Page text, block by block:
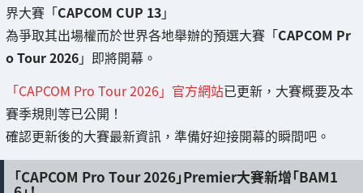
界大賽「CAPCOM CUP 13」
為爭取其出場權而於世界各地舉辦的預選大賽「CAPCOM Pr
o Tour 2026」即將開幕。
「CAPCOM Pro Tour 2026」官方網站已更新，大賽概要及本
賽季規則等已公開！
確認更新後的大賽最新資訊，準備好迎接開幕的瞬間吧。
「CAPCOM Pro Tour 2026」Premier大賽新增「BAM1